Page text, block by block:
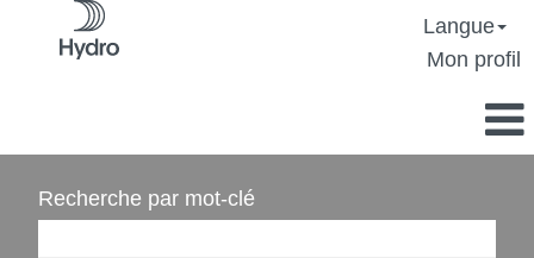
Langue
Mon profil
Recherche par mot-clé